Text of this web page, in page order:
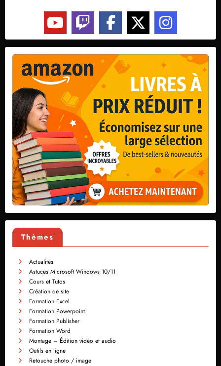
Thèmes
Actualités
Astuces Microsoft Windows 10/11
Cours et Tutos
Création de site
Formation Excel
Formation Powerpoint
Formation Publisher
Formation Word
Montage – Édition vidéo et audio
Outils en ligne
Retouche photo / image